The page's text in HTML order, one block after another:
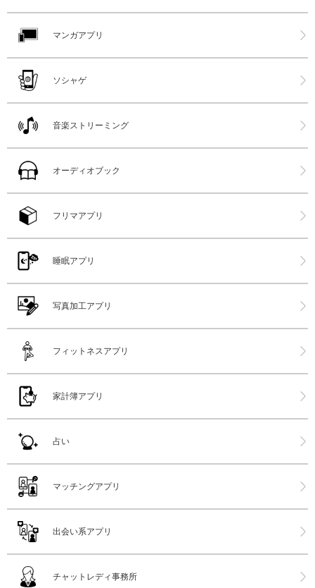
マンガアプリ
ソシャゲ
音楽ストリーミング
オーディオブック
フリマアプリ
睡眠アプリ
写真加工アプリ
フィットネスアプリ
家計簿アプリ
占い
マッチングアプリ
出会い系アプリ
チャットレディ事務所